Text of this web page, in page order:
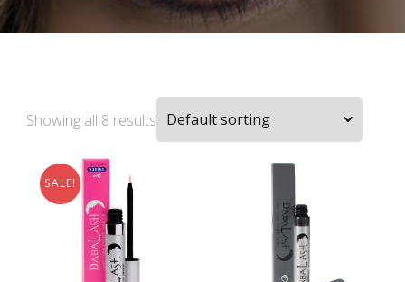
Showing all 8 results
SALE!